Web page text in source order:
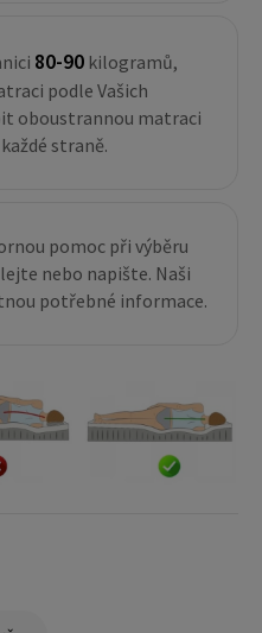
80-90 kilogramů,
podle Vašich
oboustrannou matraci
straně.
pomoc při výběru
nebo napište. Naši
potřebné informace.